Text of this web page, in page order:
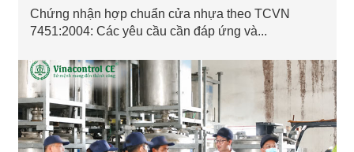
Chứng nhận hợp chuẩn cửa nhựa theo TCVN
7451:2004: Các yêu cầu cần đáp ứng và...